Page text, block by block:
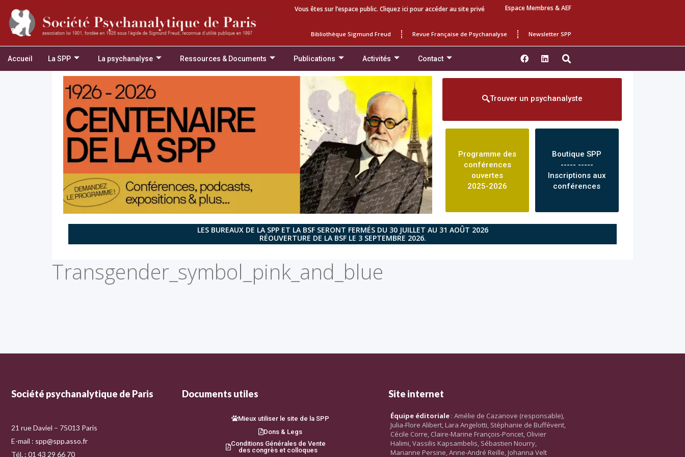
Vous êtes sur l’espace public. Cliquez ici pour accéder au site privé Espace Membres & AEF
Bibliothèque Sigmund Freud Revue Française de Psychanalyse Newsletter SPP
Accueil La SPP La psychanalyse Ressources & Documents Publications Activités Contact
Trouver un psychanalyste
Programme des
conférences
ouvertes
2025-2026
Boutique SPP
----- -----
Inscriptions aux
conférences
LES BUREAUX DE LA SPP ET LA BSF SERONT FERMÉS DU 30 JUILLET AU 31 AOÛT 2026
RÉOUVERTURE DE LA BSF LE 3 SEPTEMBRE 2026.
Transgender_symbol_pink_and_blue
Société psychanalytique de Paris
21 rue Daviel – 75013 Paris
E-mail : spp@spp.asso.fr
Tél. : 01 43 29 66 70
Documents utiles
Mieux utiliser le site de la SPP
Dons & Legs
Conditions Générales de Vente
des congrès et colloques
Site internet
Équipe éditoriale : Amélie de Cazanove (responsable),
Julia-Flore Alibert, Lara Angelotti, Stéphanie de Buffévent,
Cécile Corre, Claire-Marine François-Poncet, Olivier
Halimi, Vassilis Kapsambelis, Sébastien Nourry,
Marianne Persine, Anne-André Reille, Johanna Velt